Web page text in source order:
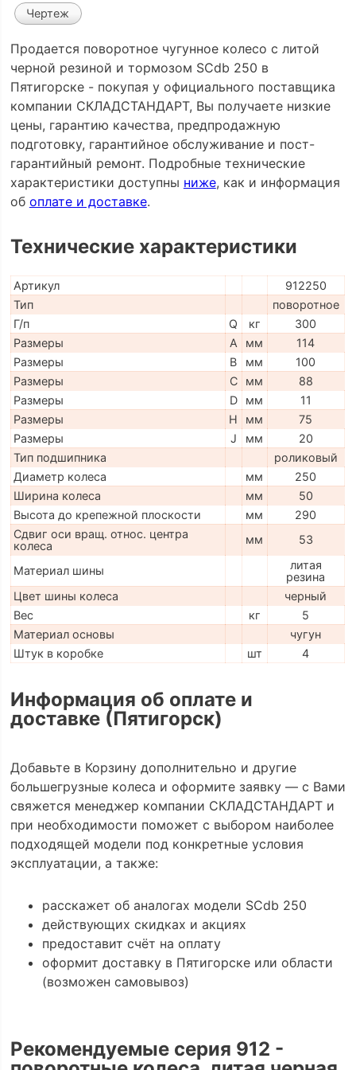
Чертеж
Продается поворотное чугунное колесо с литой
черной резиной и тормозом SCdb 250 в
Пятигорске - покупая у официального поставщика
компании СКЛАДСТАНДАРТ, Вы получаете низкие
цены, гарантию качества, предпродажную
подготовку, гарантийное обслуживание и пост-
гарантийный ремонт. Подробные технические
характеристики доступны ниже, как и информация
об оплате и доставке.
Технические характеристики
Артикул
912250
Тип
поворотное
Г/п
Q кг
300
Размеры
A мм
114
Размеры
B мм
100
Размеры
C мм
88
Размеры
D мм
11
Размеры
H мм
75
Размеры
J мм
20
Тип подшипника
роликовый
Диаметр колеса
мм
250
Ширина колеса
мм
50
Высота до крепежной плоскости
мм
290
Сдвиг оси вращ. относ. центра
колеса
мм 53
Материал шины
литая
резина
Цвет шины колеса
черный
Вес
кг
5
Материал основы
чугун
Штук в коробке
шт 4
Информация об оплате и
доставке (Пятигорск)
Добавьте в Корзину дополнительно и другие
большегрузные колеса и оформите заявку — с Вами
свяжется менеджер компании СКЛАДСТАНДАРТ и
при необходимости поможет с выбором наиболее
подходящей модели под конкретные условия
эксплуатации, а также:
расскажет об аналогах модели SCdb 250
действующих скидках и акциях
предоставит счёт на оплату
оформит доставку в Пятигорске или области
(возможен самовывоз)
Рекомендуемые серия 912 -